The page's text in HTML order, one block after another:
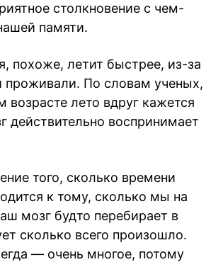
столкновение с чем-
памяти.
похоже, летит быстрее, из-за
По словам ученых,
лето вдруг кажется
действительно воспринимает
того, сколько времени
к тому, сколько мы на
мозг будто перебирает в
сколько всего произошло.
— очень многое, потому